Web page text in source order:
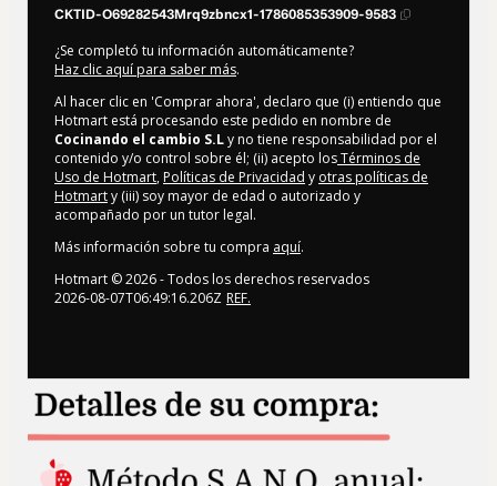
CKTID-O69282543Mrq9zbncx1-1786085353909-9583
¿Se completó tu información automáticamente?
Haz clic aquí para saber más.
Al hacer clic en 'Comprar ahora', declaro que (i) entiendo que
Hotmart está procesando este pedido en nombre de
Cocinando el cambio S.Ly no tiene responsabilidad por el
contenido y/o control sobre él; (ii) acepto losTérminos de
Uso de Hotmart, Políticas de Privacidad y otras políticas de
Hotmarty (iii) soy mayor de edad o autorizado y
acompañado por un tutor legal.
Más información sobre tu compra aquí.
Hotmart ©2026- Todos los derechos reservados
2026-08-07T06:49:16.206Z REF.